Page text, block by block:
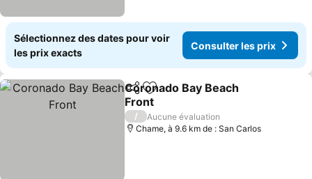
Sélectionnez des dates pour voir
les prix exacts
Consulter les prix
PartagerAjouter à mes favoris
Coronado Bay Beach
Front
/
Aucune évaluation
Chame, à 9.6 km de : San Carlos